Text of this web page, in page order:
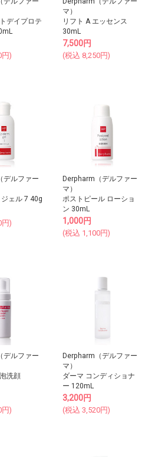
デイプロテ
円)
マ）
リフト A エッセンス
30mL
7,500円
(税込 8,250円)
デルファー
ェル 7 40g
円)
Derpharm（デルファー
マ）
ポストピール ローショ
ン 30mL
1,000円
(税込 1,100円)
デルファー
洗顔
円)
Derpharm（デルファー
マ）
ダーマ コンディショナ
ー 120mL
3,200円
(税込3,520円)